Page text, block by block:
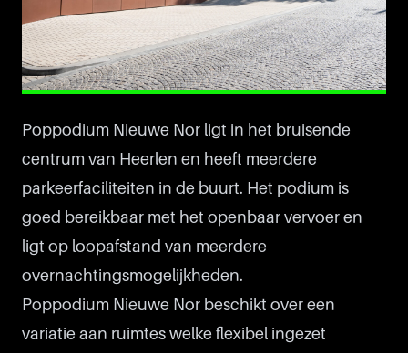
Poppodium Nieuwe Nor ligt in het bruisende
centrum van Heerlen en heeft meerdere
parkeerfaciliteiten in de buurt. Het podium is
goed bereikbaar met het openbaar vervoer en
ligt op loopafstand van meerdere
overnachtingsmogelijkheden.
Poppodium Nieuwe Nor beschikt over een
variatie aan ruimtes welke flexibel ingezet